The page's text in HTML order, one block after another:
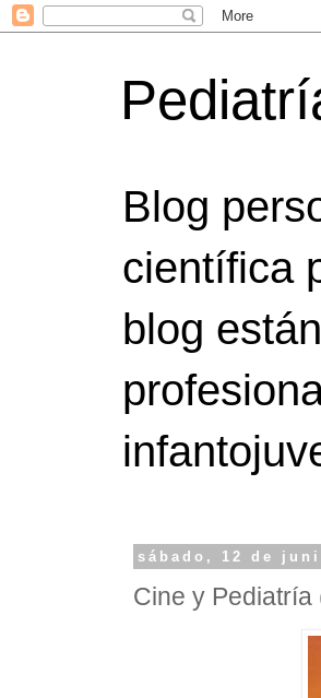
Blog
científica
blog
sábado, 12 de
Cine y Pediatría